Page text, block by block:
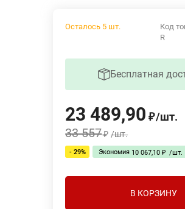
Код
R
Осталось 5 шт.
Бесплатная
23 489,90 ₽/шт.
33 557 ₽ /шт.
- 29% Экономия 10 067,10 ₽ /шт.
В КОРЗИНУ